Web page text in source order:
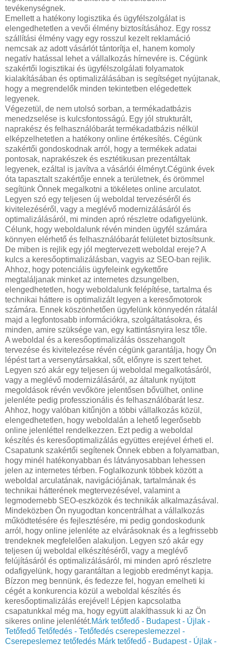
tevékenységnek.
Emellett a hatékony logisztika és ügyfélszolgálat is
elengedhetetlen a vevői élmény biztosításához. Egy rossz
szállítási élmény vagy egy rosszul kezelt reklamáció
nemcsak az adott vásárlót tántorítja el, hanem komoly
negatív hatással lehet a vállalkozás hírnevére is. Cégünk
szakértői logisztikai és ügyfélszolgálati folyamatok
kialakításában és optimalizálásában is segítséget nyújtanak,
hogy a megrendelők minden tekintetben elégedettek
legyenek.
Végezetül, de nem utolsó sorban, a termékadatbázis
menedzselése is kulcsfontosságú. Egy jól strukturált,
naprakész és felhasználóbarát termékadatbázis nélkül
elképzelhetetlen a hatékony online értékesítés. Cégünk
szakértői gondoskodnak arról, hogy a termékek adatai
pontosak, naprakészek és esztétikusan prezentáltak
legyenek, ezáltal is javítva a vásárlói élményt.Cégünk évek
óta tapasztalt szakértője ennek a területnek, és örömmel
segítünk Önnek megalkotni a tökéletes online arculatot.
Legyen szó egy teljesen új weboldal tervezéséről és
kivitelezéséről, vagy a meglévő modernizálásáról és
optimalizálásáról, mi minden apró részletre odafigyelünk.
Célunk, hogy weboldalunk révén minden ügyfél számára
könnyen elérhető és felhasználóbarát felületet biztosítsunk.
De miben is rejlik egy jól megtervezett weboldal ereje? A
kulcs a keresőoptimalizálásban, vagyis az SEO-ban rejlik.
Ahhoz, hogy potenciális ügyfeleink egykettőre
megtaláljanak minket az internetes dzsungelben,
elengedhetetlen, hogy weboldalunk felépítése, tartalma és
technikai háttere is optimalizált legyen a keresőmotorok
számára. Ennek köszönhetően ügyfelünk könnyedén rátalál
majd a legfontosabb információkra, szolgáltatásokra, és
minden, amire szüksége van, egy kattintásnyira lesz tőle.
A weboldal és a keresőoptimalizálás összehangolt
tervezése és kivitelezése révén cégünk garantálja, hogy Ön
lépést tart a versenytársakkal, sőt, előnyre is szert tehet.
Legyen szó akár egy teljesen új weboldal megalkotásáról,
vagy a meglévő modernizálásáról, az általunk nyújtott
megoldások révén vevőköre jelentősen bővülhet, online
jelenléte pedig professzionális és felhasználóbarát lesz.
Ahhoz, hogy valóban kitűnjön a többi vállalkozás közül,
elengedhetetlen, hogy weboldalán a lehető legerősebb
online jelenléttel rendelkezzen. Ezt pedig a weboldal
készítés és keresőoptimalizálás együttes erejével érheti el.
Csapatunk szakértői segítenek Önnek ebben a folyamatban,
hogy minél hatékonyabban és látványosabban lehessen
jelen az internetes térben. Foglalkozunk többek között a
weboldal arculatának, navigációjának, tartalmának és
technikai hátterének megtervezésével, valamint a
legmodernebb SEO-eszközök és technikák alkalmazásával.
Mindeközben Ön nyugodtan koncentrálhat a vállalkozás
működtetésére és fejlesztésére, mi pedig gondoskodunk
arról, hogy online jelenléte az elvárásoknak és a legfrissebb
trendeknek megfelelően alakuljon. Legyen szó akár egy
teljesen új weboldal elkészítéséről, vagy a meglévő
felújításáról és optimalizálásáról, mi minden apró részletre
odafigyelünk, hogy garantáltan a legjobb eredményt kapja.
Bízzon meg bennünk, és fedezze fel, hogyan emelheti ki
cégét a konkurencia közül a weboldal készítés és
keresőoptimalizálás erejével! Lépjen kapcsolatba
csapatunkkal még ma, hogy együtt alakíthassuk ki az Ön
sikeres online jelenlétét.Márk tetőfedő - Budapest - Újlak -
Tetőfedő Tetőfedés - Tetőfedés cserepeslemezzel -
Cserepeslemez tetőfedés Márk tetőfedő - Budapest - Újlak -